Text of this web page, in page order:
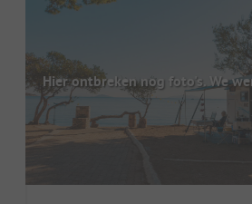
Hier ontbreken nog foto's. We